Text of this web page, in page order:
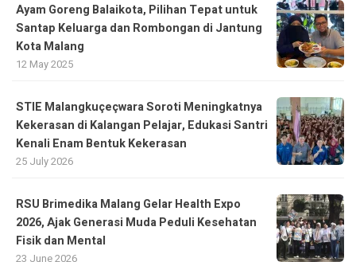
Ayam Goreng Balaikota, Pilihan Tepat untuk
Santap Keluarga dan Rombongan di Jantung
Kota Malang
12 May 2025
STIE Malangkuçeçwara Soroti Meningkatnya
Kekerasan di Kalangan Pelajar, Edukasi Santri
Kenali Enam Bentuk Kekerasan
25 July 2026
RSU Brimedika Malang Gelar Health Expo
2026, Ajak Generasi Muda Peduli Kesehatan
Fisik dan Mental
23 June 2026